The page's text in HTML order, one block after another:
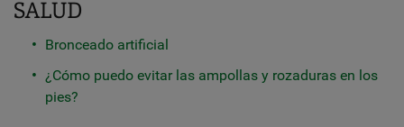
SALUD
Bronceado artificial
¿Cómo puedo evitar las ampollas y rozaduras en los
pies?